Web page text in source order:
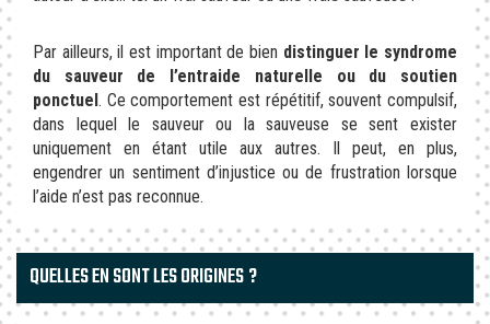
Par ailleurs, il est important de bien distinguer le syndrome
du sauveur de l’entraide naturelle ou du soutien
ponctuel . Ce comportement est répétitif, souvent compulsif,
dans lequel le sauveur ou la sauveuse se sent exister
uniquement en étant utile aux autres. Il peut, en plus,
engendrer un sentiment d’injustice ou de frustration lorsque
l’aide n’est pas reconnue.
QUELLES EN SONT LES ORIGINES ?